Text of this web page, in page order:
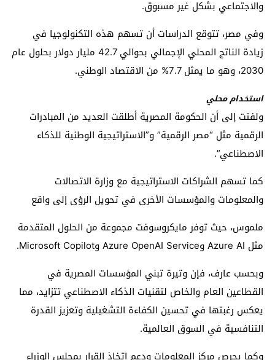
والاجتماعي بشكل غير مسبوق.
وفي مصر، تتوقع الدراسات أن تسهم هذه التكنولوجيا في
زيادة الناتج المحلي الإجمالي بحوالي 42.7 مليار دولار بحلول عام
2030، وهو ما يمثل 7.7% من الاقتصاد الوطني.
استخدام محلي
ولفتت إلى أن الحكومة المصرية أطلقت العديد من المبادرات
الرقمية مثل “مصر الرقمية” و”الاستراتيجية الوطنية للذكاء
الاصطناعي”.
كما تسهم الشراكات الاستراتيجية مع وزارة الاتصالات
والمعلومات والمؤسسات الأخرى في تحويل الرؤى إلى واقع
ملموس، حيث توفر مايكروسوفت مجموعة من الحلول المتقدمة
مثل Azure AI وAzure OpenAI Service وMicrosoft Copilot.
وبحسب عارف، فإن وتيرة تبني المؤسسات المصرية في
القطاعين العام والخاص لتقنيات الذكاء الاصطناعي تتزايد، مما
يعكس رغبتها في تحسين الكفاءة التشغيلية وتعزيز القدرة
التنافسية في السوق العالمية.
وكما يحرص مركز المعلومات ودعم اتخاذ القرار بمجلس الوزراء